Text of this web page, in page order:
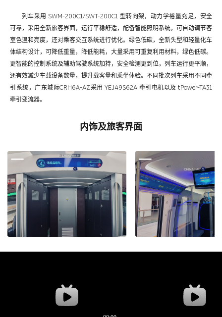
列车采用 SWM-200C1/SWT-200C1 型转向架，动力学裕量充足，安全
可靠，采用全新旅客界面，运行平稳舒适，配备智能照明系统，可自动调节客
室色温和亮度，还对乘客交互系统进行优化。绿色低碳，全新头型和轻量化车
体结构设计，可降低重量，降低能耗，大量采用可重复利用材料，绿色低碳。
更智能的控制系统及辅助驾驶系统加持，安全检测更到位，列车运行更平顺，
还有效减少车载设备数量，提升载客量和乘坐体验。不同批次列车采用不同牵
引系统，广东城际CRH6A-AZ采用 YEJ49S62A 牵引电机以及 tPower-TA31
牵引变流器。
内饰及旅客界面